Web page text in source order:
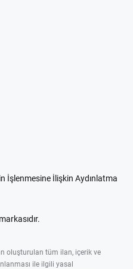
İşlenmesine İlişkin Aydınlatma
oluşturulan tüm ilan, içerik ve
ile ilgili yasal